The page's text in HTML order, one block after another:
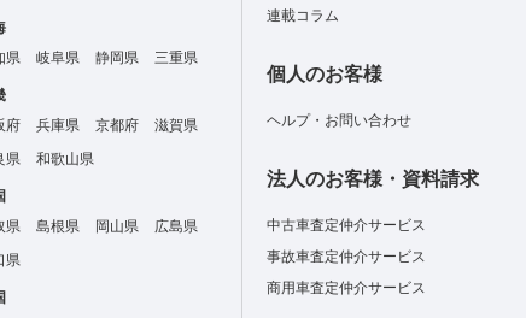
県
岐阜県 静岡県 三重県
府
兵庫県 京都府
滋賀県
県
和歌山県
県
島根県 岡山県
広島県
県
連載コラム
個人のお客様
ヘルプ・お問い合わせ
法人のお客様・資料請求
中古車査定仲介サービス
事故車査定仲介サービス
商用車査定仲介サービス